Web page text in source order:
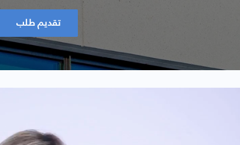
تقديم طلب